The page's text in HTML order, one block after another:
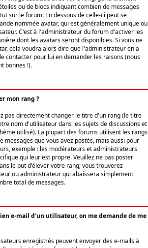
ou de blocs indiquant combien de messages
sur le forum. En dessous de celle-ci peut se
nommée avatar, qui est généralement unique ou
C'est à l'administrateur du forum d'activer les
dont les avatars seront disponibles. Si vous ne
cela voudra alors dire que l'administrateur en a
contacter pour lui en demander les raisons (nous
bonnes !).
mon rang ?
pas directement changer le titre d'un rang (le titre
nom d'utilisateur dans les sujets de discussions et
utilisé). La plupart des forums utilisent les rangs
messages que vous avez postés, mais aussi pour
exemple : les modérateurs et administrateurs
qui leur est propre. Veuillez ne pas poster
le but d'élever votre rang; vous trouverez
ou administrateur qui abaissera simplement
total de messages.
e-mail d'un utilisateur, on me demande de me
enregistrés peuvent envoyer des e-mails à